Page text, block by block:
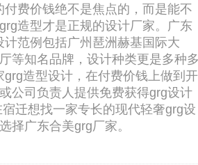
费价钱绝不是焦点的，而是能不
造型才是正规的设计厂家。广东
范例包括广州琶洲赫基国际大
等知名品牌，设计种类更是多种
造型设计，在付费价钱上做到开
公司负责人提供免费获得grg设计
迁想找一家专长的现代轻奢grg设
择广东合美grg厂家。